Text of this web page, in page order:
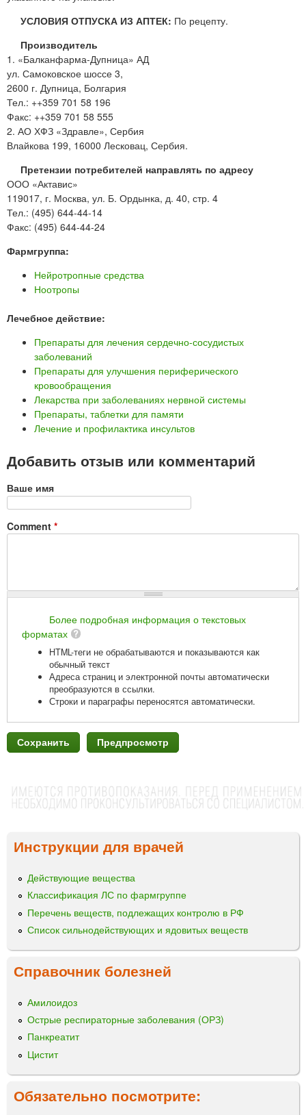
УСЛОВИЯ ОТПУСКА ИЗ АПТЕК: По рецепту.
Производитель
1. «Балканфарма-Дупница» АД
ул. Самоковское шоссе 3,
2600 г. Дупница, Болгария
Тел.: ++359 701 58 196
Факс: ++359 701 58 555
2. АО ХФЗ «Здравле», Сербия
Влайкова 199, 16000 Лесковац, Сербия.
Претензии потребителей направлять по адресу
ООО «Актавис»
119017, г. Москва, ул. Б. Ордынка, д. 40, стр. 4
Тел.: (495) 644-44-14
Факс: (495) 644-44-24
Фармгруппа:
Нейротропные средства
Ноотропы
Лечебное действие:
Препараты для лечения сердечно-сосудистых
заболеваний
Препараты для улучшения периферического
кровообращения
Лекарства при заболеваниях нервной системы
Препараты, таблетки для памяти
Лечение и профилактика инсультов
Добавить отзыв или комментарий
Ваше имя
Comment *
Более подробная информация о текстовых
форматах
HTML-теги не обрабатываются и показываются как
обычный текст
Адреса страниц и электронной почты автоматически
преобразуются в ссылки.
Строки и параграфы переносятся автоматически.
Инструкции для врачей
Действующие вещества
Классификация ЛС по фармгруппе
Перечень веществ, подлежащих контролю в РФ
Список сильнодействующих и ядовитых веществ
Справочник болезней
Амилоидоз
Острые респираторные заболевания (ОРЗ)
Панкреатит
Цистит
Обязательно посмотрите: